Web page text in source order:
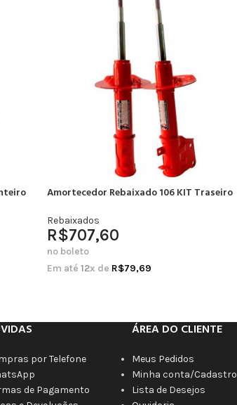
Amortecedor Rebaixado 106 KIT Traseiro
Rebaixados
R$707,60
no boleto
Em até 12x de R$79,69
por Telefone
de Pagamento
ÁREA DO CLIENTE
Meus Pedidos
Minha conta/Cadastro
Lista de Desejos